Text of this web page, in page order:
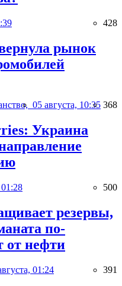
428
рынок
05 августа, 10:35 368
Украина
01:28 500
резервы,
по-
от нефти
01:24 391